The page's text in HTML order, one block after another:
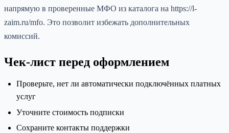
напрямую в проверенные МФО из каталога на https://l-
zaim.ru/mfo. Это позволит избежать дополнительных
комиссий.
Чек-лист перед оформлением
Проверьте, нет ли автоматически подключённых платных
услуг
Уточните стоимость подписки
Сохраните контакты поддержки